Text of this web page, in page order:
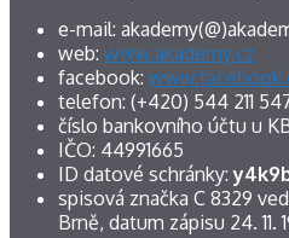
e-mail:
web: www.akademy.cz
facebook:
telefon: (+420) 544 211
číslo bankovního účtu u
IČO: 44991665
ID datové schránky:
spisová značka C 8329
Brně, datum zápisu 24. 11.